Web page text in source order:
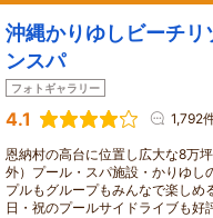
沖縄かりゆしビーチリ
ンスパ
フォトギャラリー
4.1 1,792
恩納村の高台に位置し広大な8万
外）プール・スパ施設・かりゆし
プルもグループもみんなで楽しめ
日・祝のプールサイドライブも好